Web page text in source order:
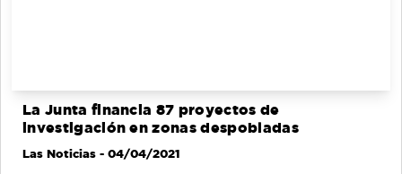
La Junta financia 87 proyectos de
investigación en zonas despobladas
Las Noticias - 04/04/2021